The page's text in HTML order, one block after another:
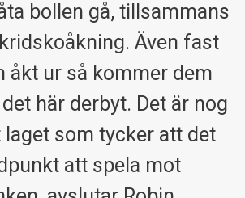
bollen gå, tillsammans
Även fast
åkt ur så kommer dem
här derbyt. Det är nog
laget som tycker att det
att spela mot